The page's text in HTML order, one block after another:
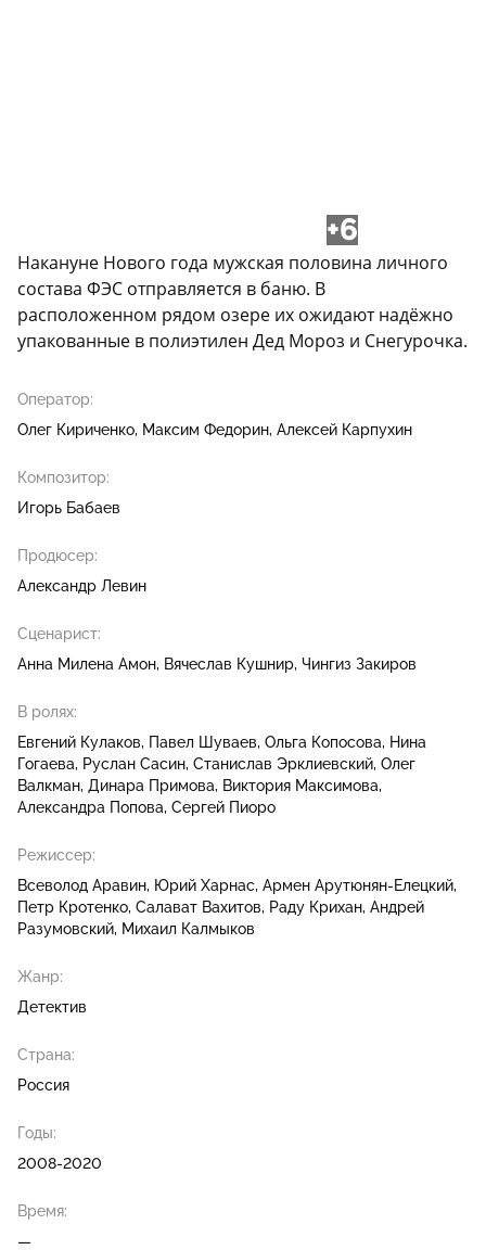
+6
Накануне Нового года мужская половина личного
состава ФЭС отправляется в баню. В
расположенном рядом озере их ожидают надёжно
упакованные в полиэтилен Дед Мороз и Снегурочка.
Оператор:
Олег Кириченко Максим Федорин Алексей Карпухин
Композитор:
Игорь Бабаев
Продюсер:
Александр Левин
Сценарист:
Анна Милена Амон Вячеслав Кушнир Чингиз Закиров
В ролях:
Евгений Кулаков
Павел Шуваев Ольга Копосова Нина
Гогаева Руслан Сасин Станислав Эрклиевский Олег
Валкман Динара Примова Виктория Максимова
Александра Попова Сергей Пиоро
Режиссер:
Всеволод Аравин Юрий Харнас Армен Арутюнян-Елецкий
Петр Кротенко Салават Вахитов Раду Крихан Андрей
Разумовский Михаил Калмыков
Жанр:
Детектив
Страна:
Россия
Годы:
2008-2020
Время:
—